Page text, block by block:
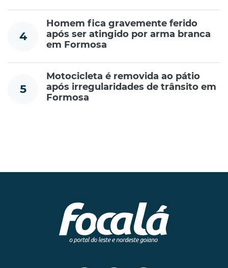
4
Homem fica gravemente ferido
após ser atingido por arma branca
em Formosa
5
Motocicleta é removida ao pátio
após irregularidades de trânsito em
Formosa